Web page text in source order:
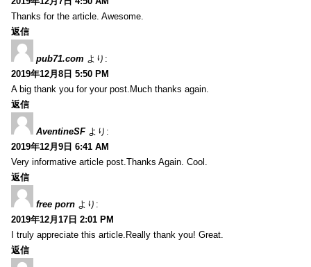
Thanks for the article. Awesome.
返信
pub71.com より:
2019年12月8日 5:50 PM
A big thank you for your post.Much thanks again.
返信
AventineSF より:
2019年12月9日 6:41 AM
Very informative article post.Thanks Again. Cool.
返信
free porn より:
2019年12月17日 2:01 PM
I truly appreciate this article.Really thank you! Great.
返信